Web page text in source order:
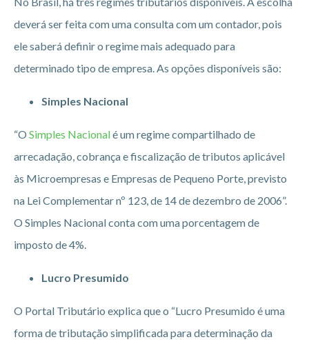
deverá ser feita com uma consulta com um contador, pois
ele saberá definir o regime mais adequado para
determinado tipo de empresa. As opções disponíveis são:
Simples Nacional
“O Simples Nacionalé um regime compartilhado de
arrecadação, cobrança e fiscalização de tributos aplicável
às Microempresas e Empresas de Pequeno Porte, previsto
na Lei Complementar nº 123, de 14 de dezembro de 2006”.
O Simples Nacional conta com uma porcentagem de
imposto de 4%.
Lucro Presumido
O Portal Tributário explica que o “Lucro Presumido é uma
forma de tributação simplificada para determinação da